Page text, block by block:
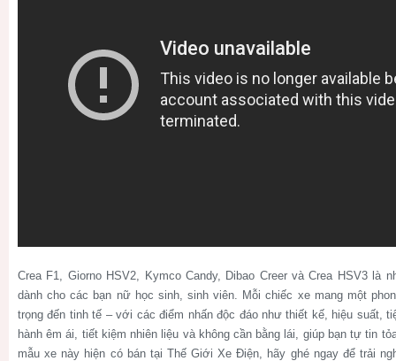
Crea F1, Giorno HSV2, Kymco Candy, Dibao Creer và Crea HSV3 là
dành cho các bạn nữ học sinh, sinh viên. Mỗi chiếc xe mang một
trọng đến tinh tế – với các điểm nhấn độc đáo như thiết kế, hiệu suất,
hành êm ái, tiết kiệm nhiên liệu và không cần bằng lái, giúp bạn tự tin
mẫu xe này hiện có bán tại Thế Giới Xe Điện, hãy ghé ngay để trải